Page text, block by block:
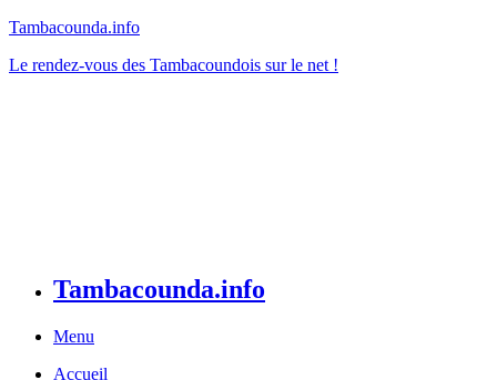
Tambacounda.info
Le rendez-vous des Tambacoundois sur le net !
Tambacounda.info
Menu
Accueil